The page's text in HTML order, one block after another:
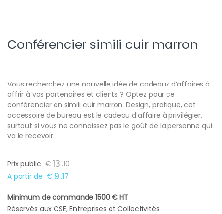
Conférencier simili cuir marron
Vous recherchez une nouvelle idée de cadeaux d’affaires à
offrir à vos partenaires et clients ? Optez pour ce
conférencier en simili cuir marron. Design, pratique, cet
accessoire de bureau est le cadeau d’affaire à privilégier,
surtout si vous ne connaissez pas le goût de la personne qui
va le recevoir.
Prix public €13.10
A partir de € 9 .17
Minimum de commande 1500 € HT
Réservés aux CSE, Entreprises et Collectivités